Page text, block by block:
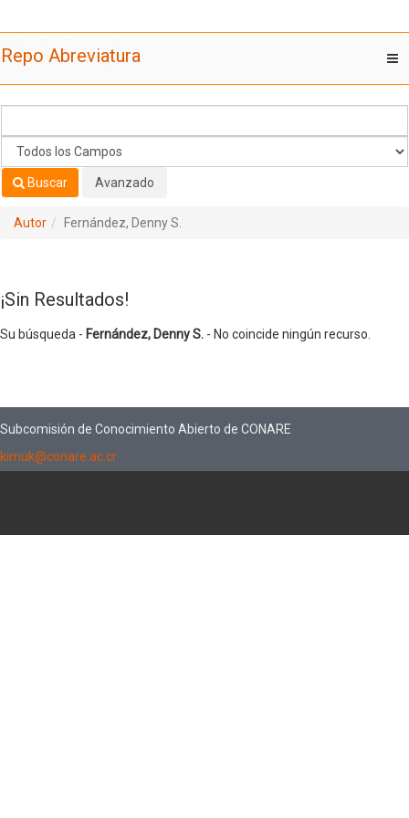
Repo Abreviatura
Buscar Avanzado
Autor Fernández, Denny S.
¡Sin Resultados!
Su búsqueda - Fernández, Denny S. - No coincide ningún recurso.
Subcomisión de Conocimiento Abierto de CONARE
kimuk@conare.ac.cr